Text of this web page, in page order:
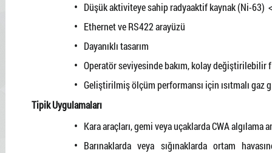
Düşük aktiviteye sahip radyaaktif kaynak (Ni-63)
Ethernet ve RS422 arayüzü
Dayanıklı tasarım
Operatör seviyesinde bakım, kolay değiştirilebilir
Geliştirilmiş ölçüm performansı için ısıtmalı gaz
Tipik Uygulamaları
Kara araçları, gemi veya uçaklarda CWA algılama
Barınaklarda veya sığınaklarda ortam